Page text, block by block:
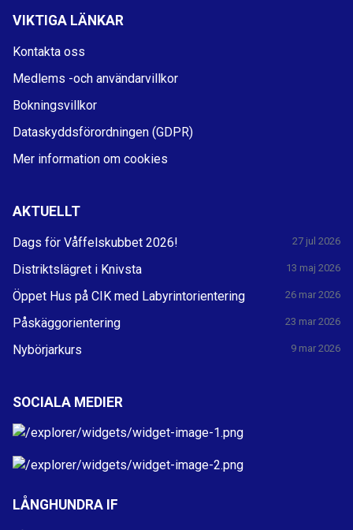
VIKTIGA LÄNKAR
Kontakta oss
Medlems -och användarvillkor
Bokningsvillkor
Dataskyddsförordningen (GDPR)
Mer information om cookies
AKTUELLT
Dags för Våffelskubbet 2026! 27 jul 2026
Distriktslägret i Knivsta 13 maj 2026
Öppet Hus på CIK med Labyrintorientering 26 mar 2026
Påskäggorientering 23 mar 2026
Nybörjarkurs 9 mar 2026
SOCIALA MEDIER
LÅNGHUNDRA IF